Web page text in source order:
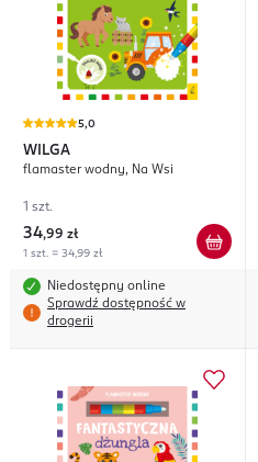
5,0
WILGA
flamaster wodny, Na Wsi
1 szt.
34,99 zł
1 szt. = 34,99 zł
Niedostępny online
Sprawdź dostępność w
drogerii